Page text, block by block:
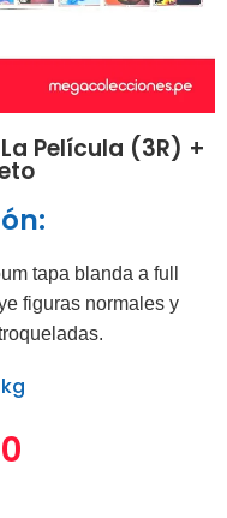
Película (3R) +
tapa blanda a full
figuras normales y